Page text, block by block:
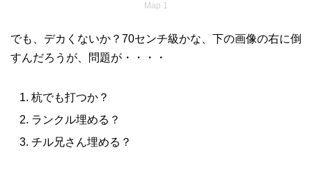
Map 1
でも、デカくないか？70センチ級かな、下の画像の右に倒
すんだろうが、問題が・・・・
杭でも打つか？
ランクル埋める？
チル兄さん埋める？